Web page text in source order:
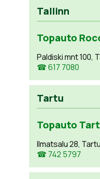
Tallinn
Topauto
Paldiski mnt 100,
☎ 617 7080
Tartu
Topauto
Ilmatsalu 28,
☎ 742 5797